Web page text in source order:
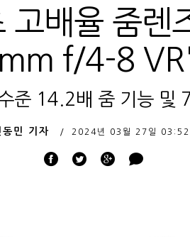
고배율 줌
f/4-8
준 14.2배 줌 기능 및
동민 기자 2024년 03월 27일 03:52